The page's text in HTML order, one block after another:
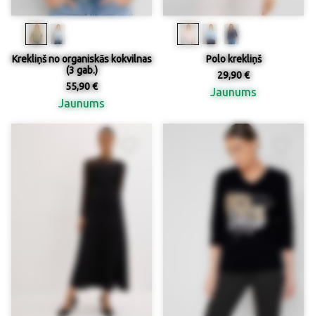
Krekliņš no organiskās kokvilnas
(3 gab.)
55,90 €
Jaunums
Polo krekliņš
29,90 €
Jaunums